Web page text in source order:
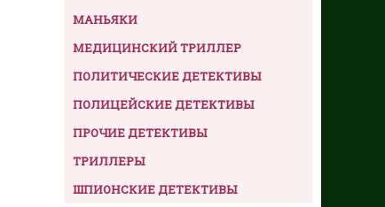
МАНЬЯКИ
МЕДИЦИНСКИЙ ТРИЛЛЕР
ПОЛИТИЧЕСКИЕ ДЕТЕКТИВЫ
ПОЛИЦЕЙСКИЕ ДЕТЕКТИВЫ
ПРОЧИЕ ДЕТЕКТИВЫ
ТРИЛЛЕРЫ
ШПИОНСКИЕ ДЕТЕКТИВЫ